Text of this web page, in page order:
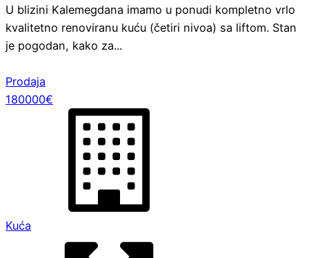
U blizini Kalemegdana imamo u ponudi kompletno vrlo
kvalitetno renoviranu kuću (četiri nivoa) sa liftom. Stan
je pogodan, kako za...
Prodaja
180000€
Kuća